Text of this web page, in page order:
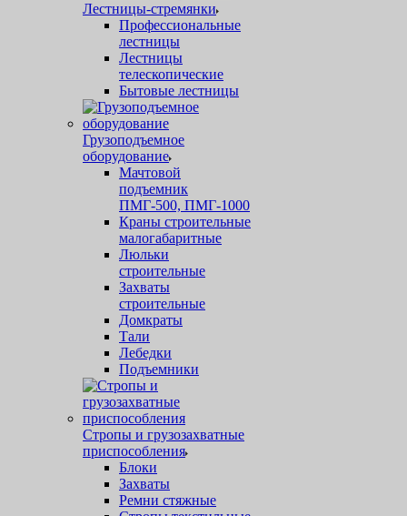
Лестницы-стремянки
Профессиональные
лестницы
Лестницы
телескопические
Бытовые лестницы
Грузоподъемное
оборудование
Мачтовой
подъемник
ПМГ-500, ПМГ-1000
Краны строительные
малогабаритные
Люльки
строительные
Захваты
строительные
Домкраты
Тали
Лебедки
Подъемники
Стропы и грузозахватные
приспособления
Блоки
Захваты
Ремни стяжные